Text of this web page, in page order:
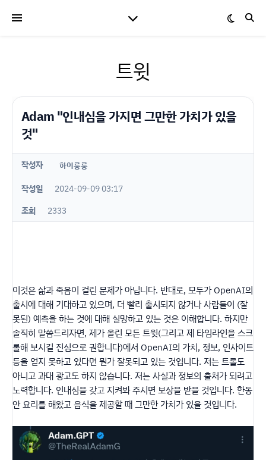
트윗
Adam "인내심을 가지면 그만한 가치가 있을
것"
작성자 하이룽룽
작성일
2024-09-09 03:17
조회
2333
이것은 삶과 죽음이 걸린 문제가 아닙니다. 반대로, 모두가 OpenAI의
출시에 대해 기대하고 있으며, 더 빨리 출시되지 않거나 사람들이 (잘
못된) 예측을 하는 것에 대해 실망하고 있는 것은 이해합니다. 하지만
솔직히 말씀드리자면, 제가 올린 모든 트윗(그리고 제 타임라인을 스크
롤해 보시길 진심으로 권합니다)에서 OpenAI의 가치, 정보, 인사이트
등을 얻지 못하고 있다면 뭔가 잘못되고 있는 것입니다. 저는 트롤도
아니고 과대 광고도 하지 않습니다. 저는 사실과 정보의 출처가 되려고
노력합니다. 인내심을 갖고 지켜봐 주시면 보상을 받을 것입니다. 한동
안 요리를 해왔고 음식을 제공할 때 그만한 가치가 있을 것입니다.